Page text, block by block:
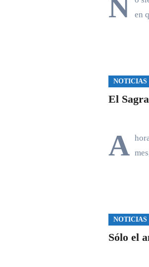
N en
NOTICIAS
El
A
NOTICIAS
Sólo el